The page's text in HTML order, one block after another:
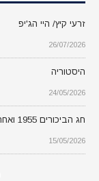
זרעי קיץ/ היי הג'יפ
26/07/2026
היסטוריה
24/05/2026
חג הביכורים 1955 ואחרי….
15/05/2026